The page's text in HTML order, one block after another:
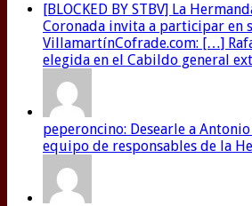
[BLOCKED BY STBV] La
Coronada invita a participar en
VillamartínCofrade.com: […]
elegida en el Cabildo general
peperoncino: Desearle a Antonio
equipo de responsables de la